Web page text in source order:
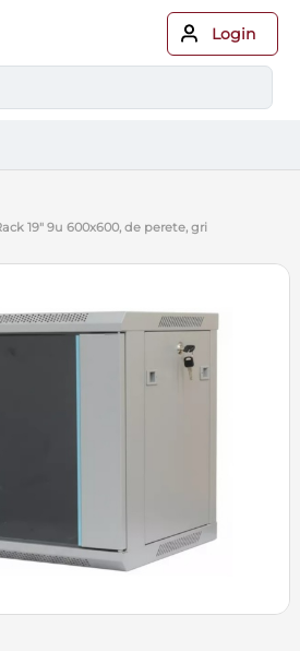
Login
rack 19" 9u 600x600, de perete, gri